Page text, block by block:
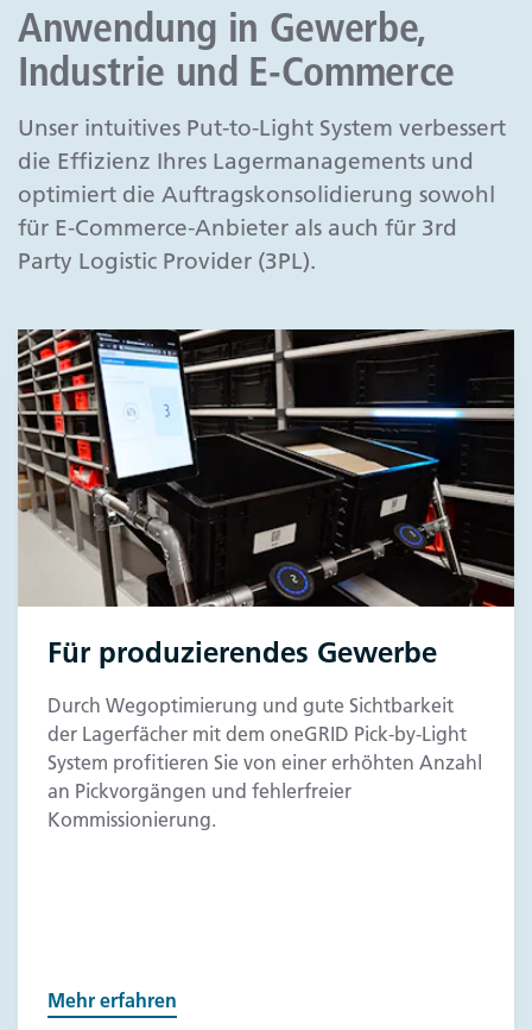
Anwendung in Gewerbe,
Industrie und E-Commerce
Unser intuitives Put-to-Light System verbessert
die Effizienz Ihres Lagermanagements und
optimiert die Auftragskonsolidierung sowohl
für E-Commerce-Anbieter als auch für 3rd
Party Logistic Provider (3PL).
Für produzierendes Gewerbe
Durch Wegoptimierung und gute Sichtbarkeit
der Lagerfächer mit dem oneGRID Pick-by-Light
System profitieren Sie von einer erhöhten Anzahl
an Pickvorgängen und fehlerfreier
Kommissionierung.
Mehr erfahren